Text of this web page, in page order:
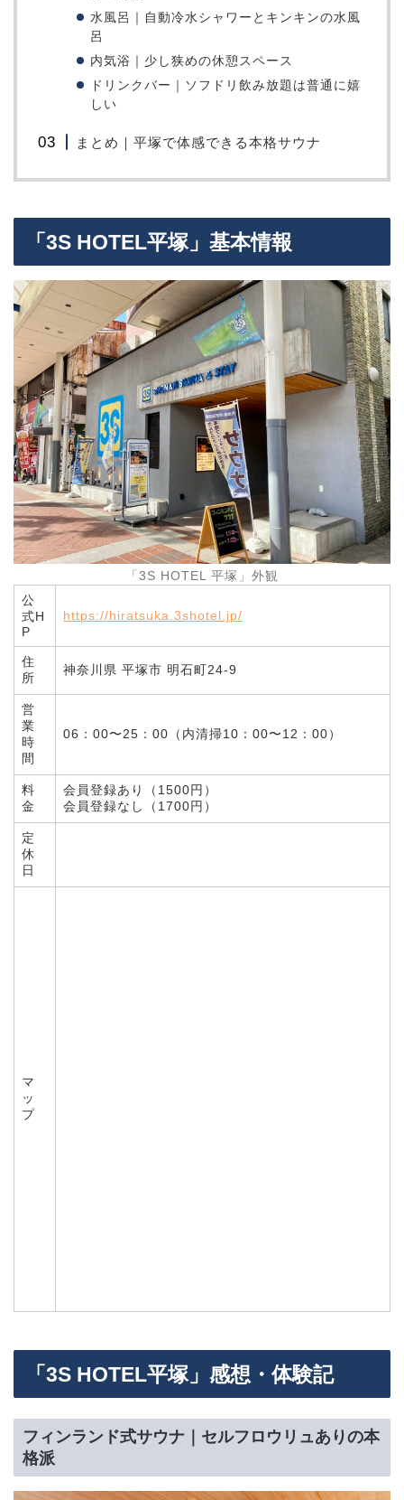
水風呂｜自動冷水シャワーとキンキンの水風
呂
内気浴｜少し狭めの休憩スペース
ドリンクバー｜ソフドリ飲み放題は普通に嬉
しい
まとめ｜平塚で体感できる本格サウナ
「3S HOTEL平塚」基本情報
「3S HOTEL 平塚」外観
公
式H
P
https://hiratsuka.3shotel.jp/
住
所
神奈川県 平塚市 明石町24-9
営
業
時
間
06：00〜25：00（内清掃10：00〜12：00）
料
金
会員登録あり（1500円）
会員登録なし（1700円）
定
休
日
マ
ッ
プ
「3S HOTEL平塚」感想・体験記
フィンランド式サウナ｜セルフロウリュありの本
格派